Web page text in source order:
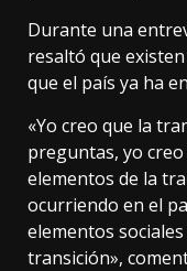
Durante una
resaltó que
que el país ya ha
«Yo creo que la
preguntas, yo
elementos de la
ocurriendo en el
elementos
transición»,